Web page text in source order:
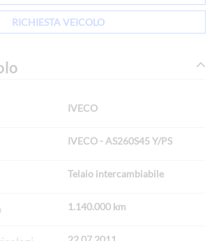
RICHIESTA VEICOLO
IVECO
IVECO - AS260S45 Y/PS
Telaio intercambiabile
1.140.000 km